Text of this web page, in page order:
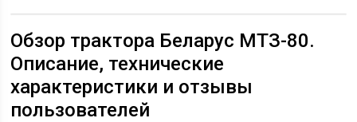
Обзор трактора Беларус МТЗ-80.
Описание, технические
характеристики и отзывы
пользователей